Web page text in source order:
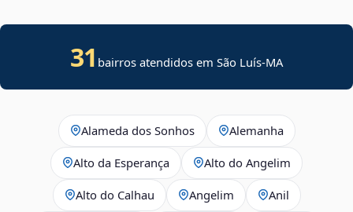
31 bairros atendidos em São Luís-MA
Alameda dos Sonhos Alemanha
Alto da Esperança Alto do Angelim
Alto do Calhau Angelim Anil